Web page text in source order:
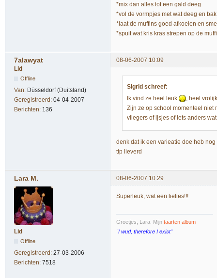
*mix dan alles tot een gald deeg
*vol de vormpjes met wat deeg en
*laat de muffins goed afkoelen en
*spuit wat kris kras strepen op de
7alawyat
08-06-2007 10:09
Lid
Offline
Van: Düsseldorf (Duitsland)
Geregistreerd: 04-04-2007
Berichten: 136
Sigrid schreef:
Ik vind ze heel leuk
, heel
Zijn ze op school momenteel niet
vliegers of ijsjes of iets anders
denk dat ik een varieatie doe heb
tip lieverd
Lara M. 08-06-2007 10:29
Lid
Offline
Geregistreerd: 27-03-2006
Berichten: 7518
Superleuk, wat een liefies!!!
Groetjes, Lara. Mijn taarten album
"I wud, therefore I exist"